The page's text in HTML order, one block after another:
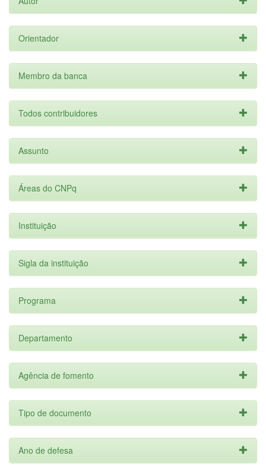
Orientador
Membro da banca
Todos contribuidores
Assunto
Áreas do CNPq
Instituição
Sigla da instituição
Programa
Departamento
Agência de fomento
Tipo de documento
Ano de defesa